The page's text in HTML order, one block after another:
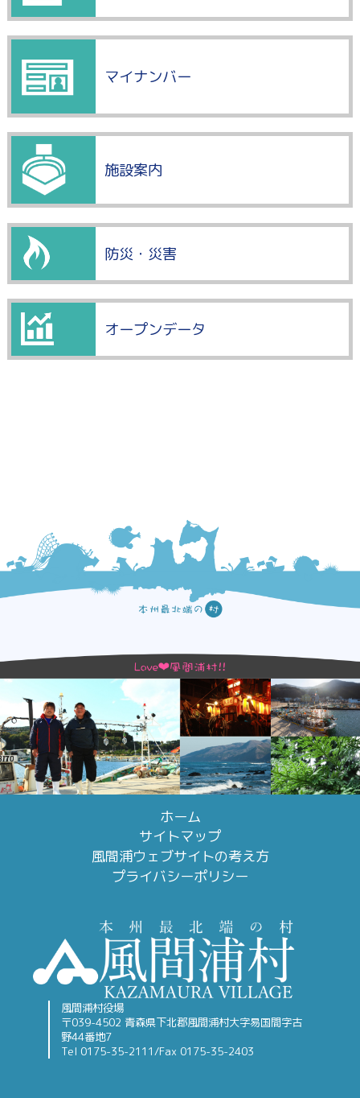
マイナンバー
施設案内
防災・災害
オープンデータ
ホーム
サイトマップ
風間浦ウェブサイトの考え方
プライバシーポリシー
風間浦村役場
〒039-4502 青森県下北郡風間浦村大字易国間字古
野44番地7
Tel 0175-35-2111/Fax 0175-35-2403